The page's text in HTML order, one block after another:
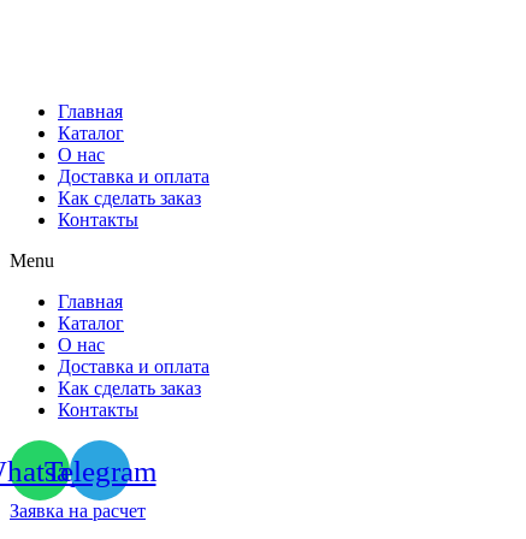
Главная
Каталог
О нас
Доставка и оплата
Как сделать заказ
Контакты
Menu
Главная
Каталог
О нас
Доставка и оплата
Как сделать заказ
Контакты
Telegram
Заявка на расчет